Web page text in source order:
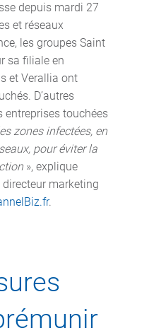
depuis mardi 27
et réseaux
les groupes Saint
sa filiale en
et Verallia ont
D’autres
entreprises touchées
zones infectées, en
pour éviter la
», explique
directeur marketing
.